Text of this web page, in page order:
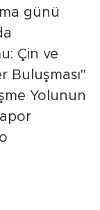
günü
Çin ve
Buluşması"
Yolunun